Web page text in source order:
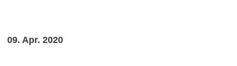
09. Apr. 2020